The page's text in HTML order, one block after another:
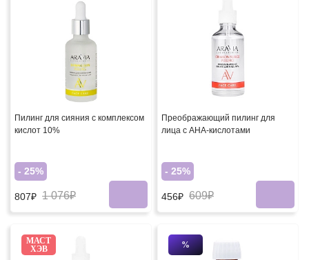
Пилинг для сияния с комплексом
кислот 10%
- 25%
807₽ 1 076₽
Преображающий пилинг для
лица с АНА-кислотами
- 25%
456₽ 609₽
МАСТ
ХЭВ
%